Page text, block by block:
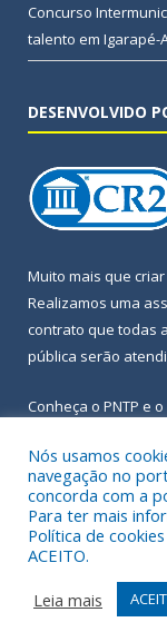
Concurso
talento em Igarapé-
DESENVOLVIDO
Muito mais que
Realizamos uma
contrato que todas
pública serão
Conheça o PNTP e o
Todos os direitos
Frequência Online
Acessar Área
Nós usamos
navegação no
concorda com a
Para ter mais
Política de
ACEITO.
Leia mais